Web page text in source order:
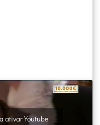
ativar Youtube